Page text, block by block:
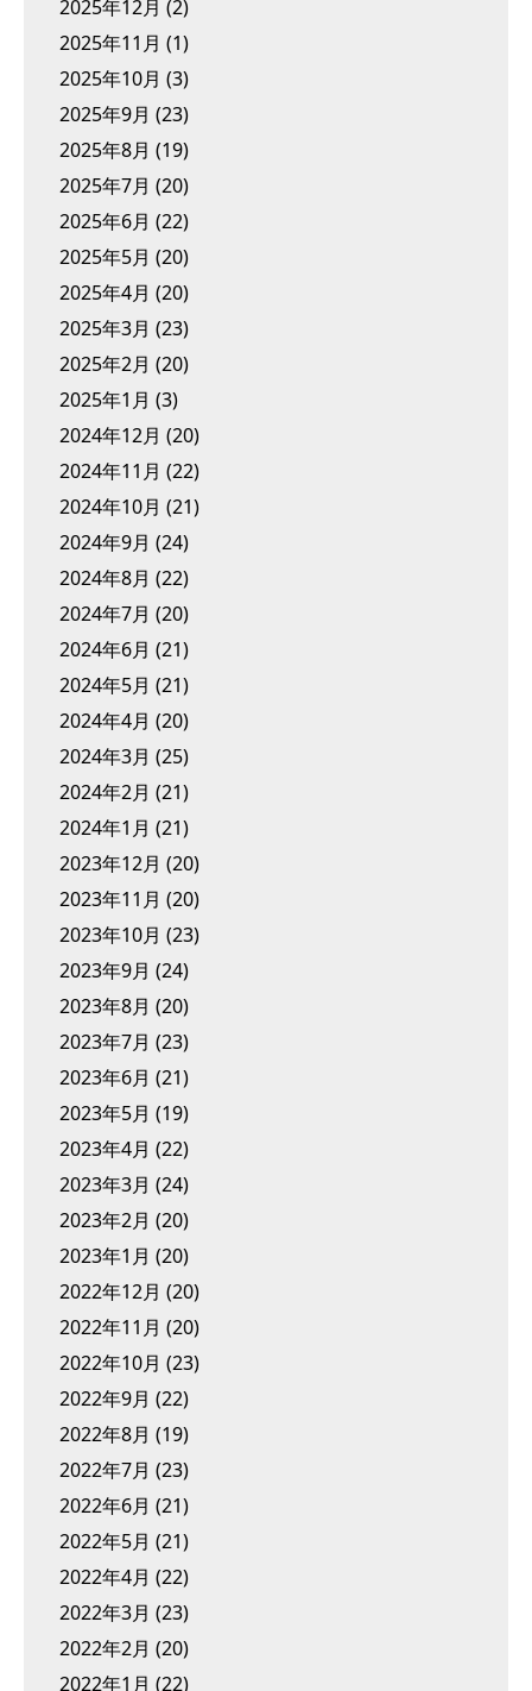
2025年12月 (2)
2025年11月 (1)
2025年10月 (3)
2025年9月 (23)
2025年8月 (19)
2025年7月 (20)
2025年6月 (22)
2025年5月 (20)
2025年4月 (20)
2025年3月 (23)
2025年2月 (20)
2025年1月 (3)
2024年12月 (20)
2024年11月 (22)
2024年10月 (21)
2024年9月 (24)
2024年8月 (22)
2024年7月 (20)
2024年6月 (21)
2024年5月 (21)
2024年4月 (20)
2024年3月 (25)
2024年2月 (21)
2024年1月 (21)
2023年12月 (20)
2023年11月 (20)
2023年10月 (23)
2023年9月 (24)
2023年8月 (20)
2023年7月 (23)
2023年6月 (21)
2023年5月 (19)
2023年4月 (22)
2023年3月 (24)
2023年2月 (20)
2023年1月 (20)
2022年12月 (20)
2022年11月 (20)
2022年10月 (23)
2022年9月 (22)
2022年8月 (19)
2022年7月 (23)
2022年6月 (21)
2022年5月 (21)
2022年4月 (22)
2022年3月 (23)
2022年2月 (20)
2022年1月 (22)